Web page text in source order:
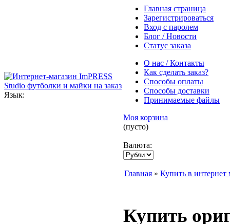
Язык:
Главная страница
Зарегистрироваться
Вход с паролем
Блог / Новости
Статус заказа
О нас / Контакты
Как сделать заказ?
Способы оплаты
Способы доставки
Принимаемые файлы
Моя корзина
(пусто)
Валюта:
Главная » Купить в интернет
Купить